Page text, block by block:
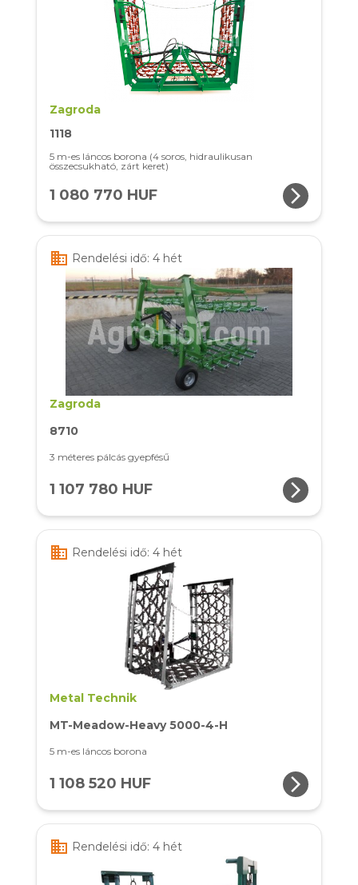
Zagroda
1118
5 m-es láncos borona (4 soros, hidraulikusan
összecsukható, zárt keret)
1 080 770 HUF arrow_forward_ios
business Rendelési idő: 4 hét
Zagroda
8710
3 méteres pálcás gyepfésű
1 107 780 HUF arrow_forward_ios
business Rendelési idő: 4 hét
Metal Technik
MT-Meadow-Heavy 5000-4-H
5 m-es láncos borona
1 108 520 HUF arrow_forward_ios
business Rendelési idő: 4 hét